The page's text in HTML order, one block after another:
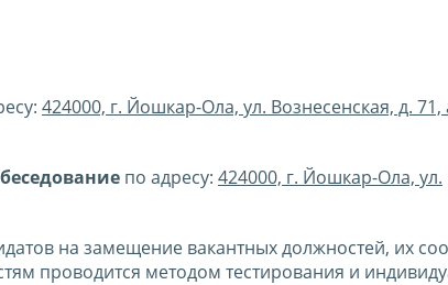
424000, г. Йошкар-Ола, ул. Вознесенская, д. 71,
по адресу: 424000, г. Йошкар-Ола, ул.
на замещение вакантных должностей, их
проводится методом тестирования и